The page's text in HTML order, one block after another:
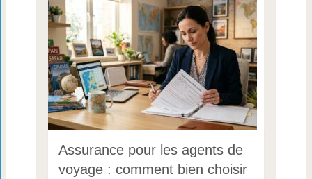
Assurance pour les agents de
voyage : comment bien choisir